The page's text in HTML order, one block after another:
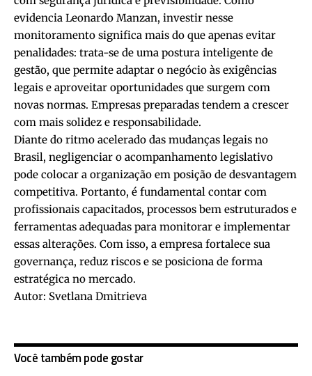
evidencia Leonardo Manzan, investir nesse
monitoramento significa mais do que apenas evitar
penalidades: trata-se de uma postura inteligente de
gestão, que permite adaptar o negócio às exigências
legais e aproveitar oportunidades que surgem com
novas normas. Empresas preparadas tendem a crescer
com mais solidez e responsabilidade.
Diante do ritmo acelerado das mudanças legais no
Brasil, negligenciar o acompanhamento legislativo
pode colocar a organização em posição de desvantagem
competitiva. Portanto, é fundamental contar com
profissionais capacitados, processos bem estruturados e
ferramentas adequadas para monitorar e implementar
essas alterações. Com isso, a empresa fortalece sua
governança, reduz riscos e se posiciona de forma
estratégica no mercado.
Autor: Svetlana Dmitrieva
Você também pode gostar